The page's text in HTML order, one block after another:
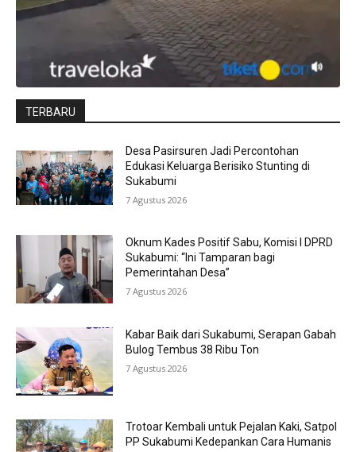
TERBARU
Desa Pasirsuren Jadi Percontohan
Edukasi Keluarga Berisiko Stunting di
Sukabumi
7 Agustus 2026
Oknum Kades Positif Sabu, Komisi I DPRD
Sukabumi: “Ini Tamparan bagi
Pemerintahan Desa”
7 Agustus 2026
Kabar Baik dari Sukabumi, Serapan Gabah
Bulog Tembus 38 Ribu Ton
7 Agustus 2026
Trotoar Kembali untuk Pejalan Kaki, Satpol
PP Sukabumi Kedepankan Cara Humanis